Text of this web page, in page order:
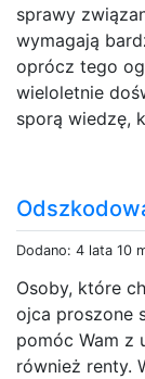
sprawy
wymagają
oprócz tego
wieloletnie
sporą wiedzę,
Dodano: 4 lata 10
Osoby, które
ojca proszone
pomóc Wam z
również renty.